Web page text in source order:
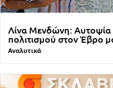
Λίνα Μενδώνη:
πολιτισμού στον Έβρο
Αναλυτικά